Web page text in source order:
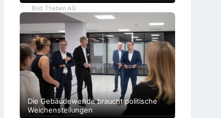
Bild: Theben AG
Die Gebäudewende braucht politische
Weichenstellungen